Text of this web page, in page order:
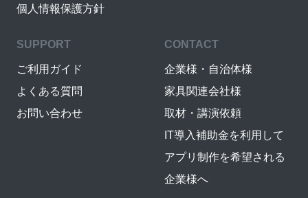
個人情報保護方針
SUPPORT
ご利用ガイド
よくある質問
お問い合わせ
CONTACT
企業様・自治体様
家具関連会社様
取材・講演依頼
IT導入補助金を利用して
アプリ制作を希望される
企業様へ